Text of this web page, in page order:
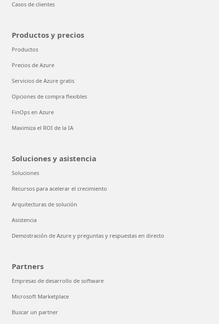
Casos de clientes
Productos y precios
Productos
Precios de Azure
Servicios de Azure gratis
Opciones de compra flexibles
FinOps en Azure
Maximiza el ROI de la IA
Soluciones y asistencia
Soluciones
Recursos para acelerar el crecimiento
Arquitecturas de solución
Asistencia
Demostración de Azure y preguntas y respuestas en directo
Partners
Empresas de desarrollo de software
Microsoft Marketplace
Buscar un partner